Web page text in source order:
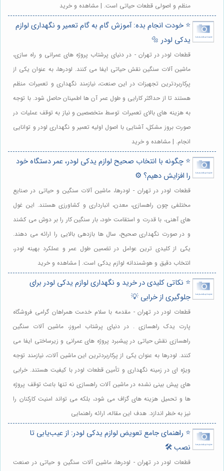
منظم و اصولی قطعات حیاتی است. | مشاهده و خرید
⭐️ خودت انجام بده: آموزش گام به گام تعمیر و نگهداری لوازم
یدکی لودر 🔩
قطعات لودر در تهران - در دنیای پرشتاب پروژه های عمرانی و راه سازی،
ماشین آلات سنگین نقش حیاتی ایفا می کنند. لودرها، به عنوان یکی از
پرکاربردترین تجهیزات در این صنعت، نیازمند نگهداری و تعمیرات منظم
هستند تا از حداکثر کارایی و طول عمر آن ها اطمینان حاصل شود. با توجه
به هزینه های بالای تعمیرات توسط متخصصین و نیاز به توقف عملیات در
صورت بروز مشکل، آشنایی با اصول اولیه تعمیر و نگهداری لودر و توانایی
انجام. | مشاهده و خرید
⭐️ چگونه با انتخاب صحیح لوازم یدکی لودر، عمر دستگاه خود
را افزایش دهیم؟ ⚙️
قطعات لودر در تهران - لودرها، ماشین آلات سنگین و حیاتی در صنایع
مختلفی چون راهسازی، معدن، انبارداری و کشاورزی هستند. این غول
های آهنی، با قدرت و استقامت خود، بار سنگین کار را بر دوش می کشند
و در صورت نگهداری صحیح، سال ها بازدهی بالایی را ارائه می دهند.
یکی از کلیدی ترین عوامل در تضمین طول عمر و عملکرد بهینه لودر،
انتخاب دقیق و هوشمندانه لوازم یدکی است. | مشاهده و خرید
⭐️ نکاتی کلیدی در خرید و نگهداری لوازم یدکی لودر برای
جلوگیری از خرابی 💡
قطعات لودر در تهران - مقدمه با سلام خدمت همراهان گرامی فروشگاه
پارت یدک راهسازی . در دنیای پرشتاب امروز، ماشین آلات سنگین
راهسازی نقش حیاتی در پیشبرد پروژه های عمرانی و زیرساختی ایفا می
کنند. لودرها به عنوان یکی از پرکاربردترین این ماشین آلات، نیازمند توجه
ویژه ای در زمینه نگهداری و تأمین قطعات لودر با کیفیت هستند. خرابی
های پیش بینی نشده در ماشین آلات راهسازی نه تنها باعث توقف پروژه
ها و تحمیل هزینه های گزاف می شود، بلکه می تواند امنیت کارکنان را
نیز به خطر اندازد. هدف این مقاله، ارائه راهنمایی
⭐️ راهنمای جامع تعویض لوازم یدکی لودر: از عیب‌یابی تا
نصب 🛠️
قطعات لودر در تهران - لودرها، ماشین آلات سنگین و حیاتی در صنعت